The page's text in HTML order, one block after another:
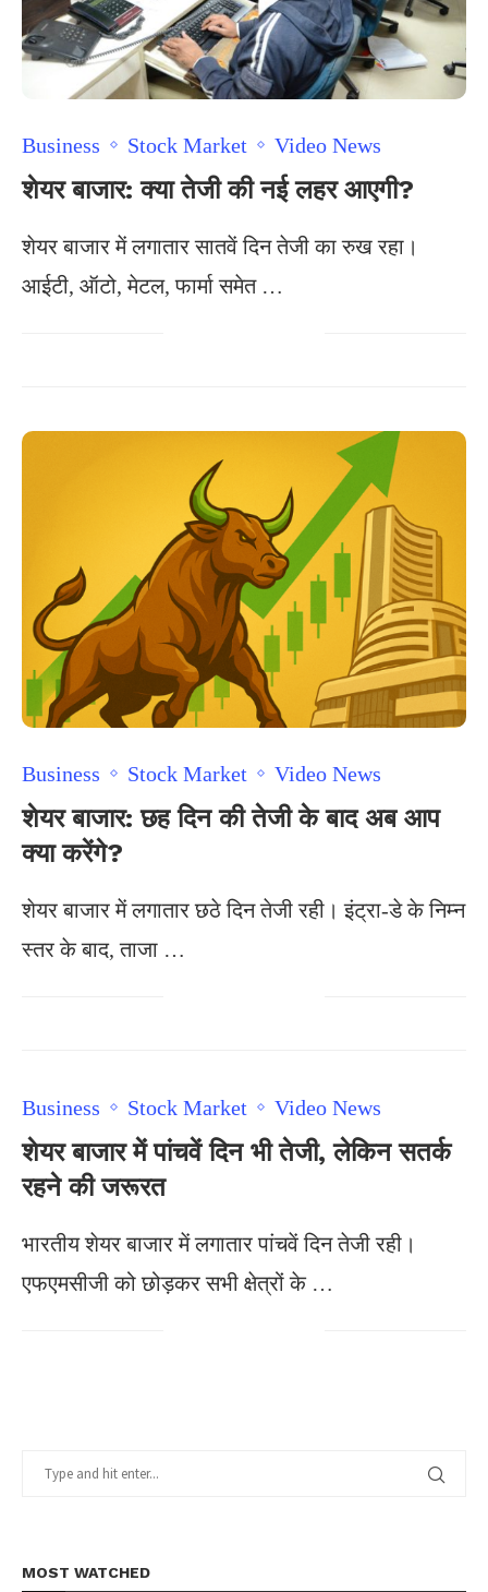
Business Stock Market Video News
शेयर बाजार: क्या तेजी की नई लहर आएगी?
शेयर बाजार में लगातार सातवें दिन तेजी का रुख रहा।
आईटी, ऑटो, मेटल, फार्मा समेत …
Business Stock Market Video News
शेयर बाजार: छह दिन की तेजी के बाद अब आप
क्या करेंगे?
शेयर बाजार में लगातार छठे दिन तेजी रही। इंट्रा-डे के निम्न
स्तर के बाद, ताजा …
Business Stock Market Video News
शेयर बाजार में पांचवें दिन भी तेजी, लेकिन सतर्क
रहने की जरूरत
भारतीय शेयर बाजार में लगातार पांचवें दिन तेजी रही।
एफएमसीजी को छोड़कर सभी क्षेत्रों के …
MOST WATCHED